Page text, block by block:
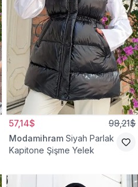
57,14$ 98,21$
Modamihram Siyah Parlak
Kapitone Şişme Yelek